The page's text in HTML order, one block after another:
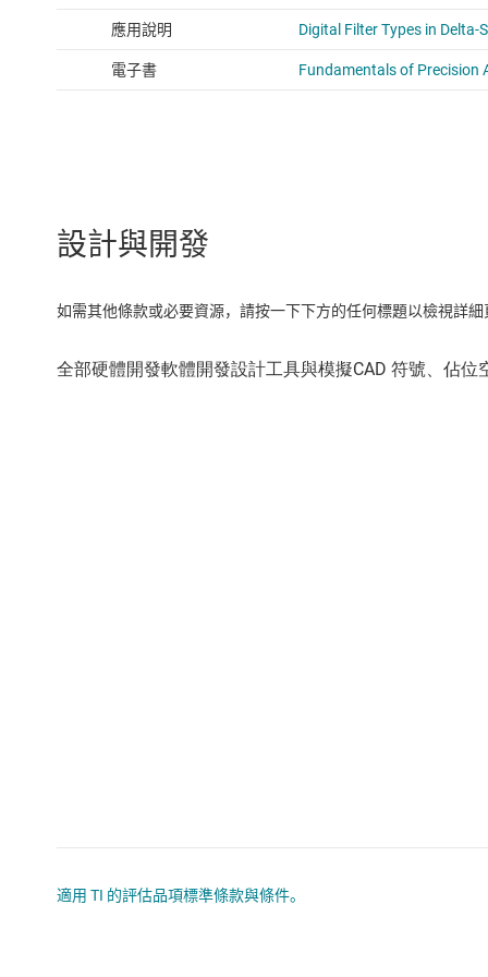
設計與開發
如需其他條款或必要資源，請按一下下方的任何標題以檢視詳
適用 TI 的評估品項標準條款與條件。